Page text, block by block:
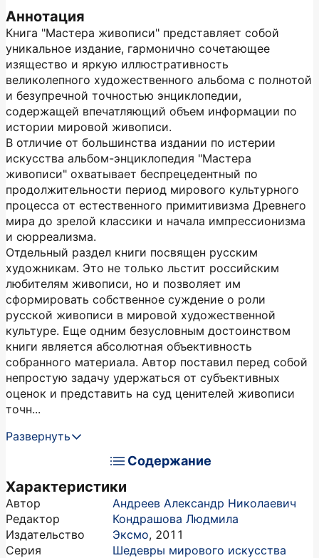
Аннотация
Книга "Мастера живописи" представляет собой
уникальное издание, гармонично сочетающее
изящество и яркую иллюстративность
великолепного художественного альбома с полнотой
и безупречной точностью энциклопедии,
содержащей впечатляющий объем информации по
истории мировой живописи.
В отличие от большинства издании по истерии
искусства альбом-энциклопедия "Мастера
живописи" охватывает беспрецедентный по
продолжительности период мирового культурного
процесса от естественного примитивизма Древнего
мира до зрелой классики и начала импрессионизма
и сюрреализма.
Отдельный раздел книги посвящен русским
художникам. Это не только льстит российским
любителям живописи, но и позволяет им
сформировать собственное суждение о роли
русской живописи в мировой художественной
культуре. Еще одним безусловным достоинством
книги является абсолютная объективность
собранного материала. Автор поставил перед собой
непростую задачу удержаться от субъективных
оценок и представить на суд ценителей живописи
точн...
Развернуть
Содержание
Характеристики
Автор
Андреев Александр Николаевич
Редактор
Кондрашова Людмила
Издательство
Эксмо, 2011
Серия
Шедевры мирового искусства